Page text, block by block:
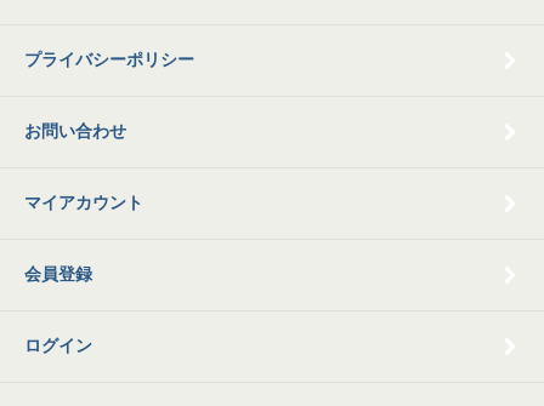
プライバシーポリシー
お問い合わせ
マイアカウント
会員登録
ログイン